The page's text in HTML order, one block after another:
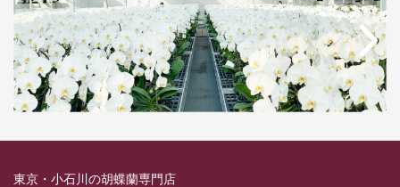
東京・小石川の胡蝶蘭専門店